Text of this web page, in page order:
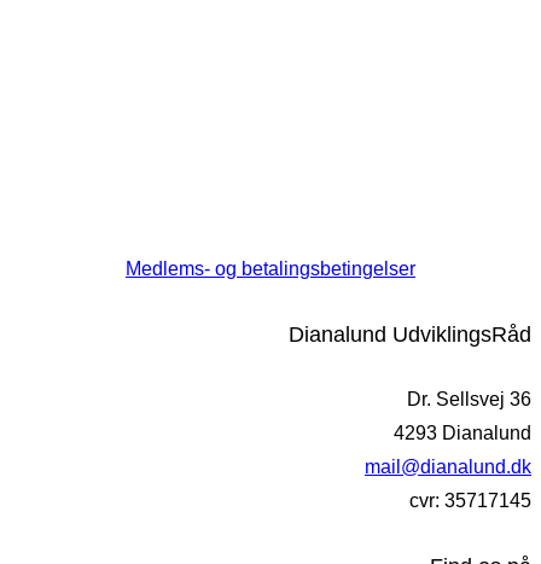
Medlems- og betalingsbetingelser
Dianalund UdviklingsRåd
Dr. Sellsvej 36
4293 Dianalund
mail@dianalund.dk
cvr: 35717145